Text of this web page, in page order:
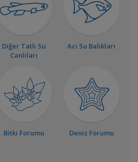
Diğer Tatlı Su
Canlıları
Acı Su Balıkları
Bitki Forumu Deniz Forumu